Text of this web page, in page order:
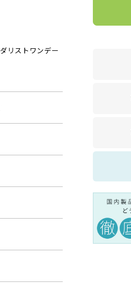
リストワンデー